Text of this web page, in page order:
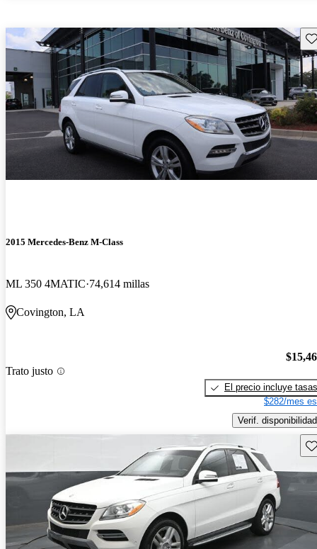
2015 Mercedes-Benz M-Class
ML 350 4MATIC 74,614 millas
Covington, LA
Trato justo
El precio incluye tasas
$282/mes
Verif. disponibilidad